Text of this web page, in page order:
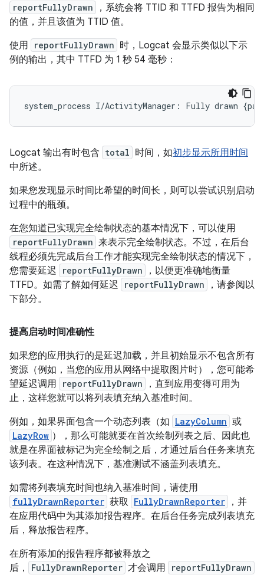
reportFullyDrawn
，系统会将 TTID 和 TTFD 报告为相同
的值，并且该值为 TTID 值。
使用
reportFullyDrawn 时，Logcat 会显示类似以下示
例的输出，其中 TTFD 为 1 秒 54 毫秒：
Logcat 输出有时包含 total 时间，如初步显示所用时间
中所述。
如果您发现显示时间比希望的时间长，则可以尝试识别启动
过程中的瓶颈。
在您知道已实现完全绘制状态的基本情况下，可以使用
reportFullyDrawn 来表示完全绘制状态。不过，在后台
线程必须先完成后台工作才能实现完全绘制状态的情况下，
您需要延迟
reportFullyDrawn
，以便更准确地衡量
TTFD。如需了解如何延迟
reportFullyDrawn
，请参阅以
下部分。
提高启动时间准确性
如果您的应用执行的是延迟加载，并且初始显示不包含所有
资源（例如，当您的应用从网络中提取图片时），您可能希
望延迟调用
reportFullyDrawn
，直到应用变得可用为
止，这样您就可以将列表填充纳入基准时间。
例如，如果界面包含一个动态列表（如 LazyColumn 或
LazyRow ），那么可能就要在首次绘制列表之后、因此也
就是在界面被标记为完全绘制之后，才通过后台任务来填充
该列表。在这种情况下，基准测试不涵盖列表填充。
如需将列表填充时间也纳入基准时间，请使用
fullyDrawnReporter 获取 FullyDrawnReporter
，并
在应用代码中为其添加报告程序。在后台任务完成列表填充
后，释放报告程序。
在所有添加的报告程序都被释放之
后，
FullyDrawnReporter 才会调用 reportFullyDrawn